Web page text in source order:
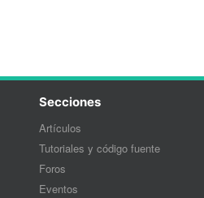
Secciones
Artículos
Tutoriales y código fuente
Foros
Eventos